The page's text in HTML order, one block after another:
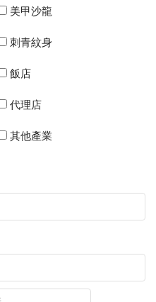
美甲沙龍
刺青紋身
飯店
代理店
其他產業